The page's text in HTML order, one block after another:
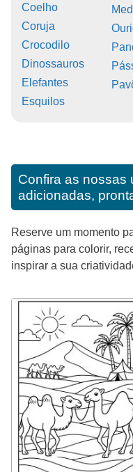
Coelho
Coruja
Crocodilo
Dinossauros
Elefantes
Esquilos
Confira as nossas
adicionadas,
Reserve um momento
páginas para colorir,
inspirar a sua